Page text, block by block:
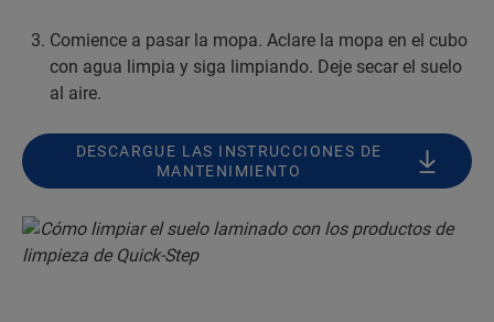
Comience a pasar la mopa. Aclare la mopa en el cubo
con agua limpia y siga limpiando. Deje secar el suelo
al aire.
DESCARGUE LAS INSTRUCCIONES DE
MANTENIMIENTO